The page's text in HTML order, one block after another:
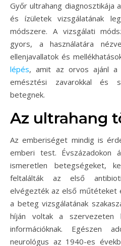
Győr ultrahang diagnosztikája
és ízületek vizsgálatának
módszere. A vizsgálati
gyors, a használatára
ellenjavallatok és
lépés, amit az orvos ajánl a
emésztési zavarokkal és
betegnek.
Az ultrahang
Az emberiséget mindig is
emberi test. Évszázadokon
ismeretlen betegségeket,
feltalálták az első
elvégezték az első műtéteket
a beteg vizsgálatának
híján voltak a szervezeten
információknak. Egészen
neurológus az 1940-es